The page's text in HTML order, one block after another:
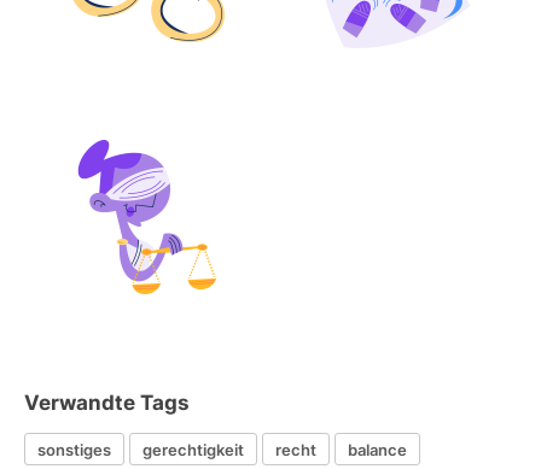
Verwandte Tags
sonstiges gerechtigkeit recht
balance